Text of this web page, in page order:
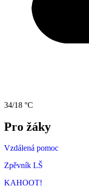
34/18 °C
Pro žáky
Vzdálená pomoc
Zpěvník LŠ
KAHOOT!